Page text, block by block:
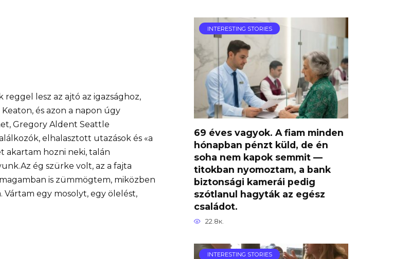
lesz az ajtó az igazsághoz,
és azon a napon úgy
Gregory Aldent Seattle
elhalasztott utazások és «a
akartam hozni neki, talán
ég szürke volt, az a fajta
is zümmögtem, miközben
egy mosolyt, egy ölelést,
INTERESTING STORIES
69 éves vagyok. A fiam minden
hónapban pénzt küld, de én
soha nem kapok semmit —
titokban nyomoztam, a bank
biztonsági kamerái pedig
szótlanul hagyták az egész
családot.
22.8к.
INTERESTING STORIES